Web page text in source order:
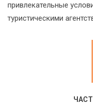
привлекательные
туристическими